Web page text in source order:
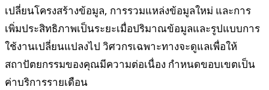
เปลี่ยนโครงสร้างข้อมูล, การรวมแหล่งข้อมูลใหม่ และการ
เพิ่มประสิทธิภาพเป็นระยะเมื่อปริมาณข้อมูลและรูปแบบการ
ใช้งานเปลี่ยนแปลงไป วิศวกรเฉพาะทางจะดูแลเพื่อให้
สถาปัตยกรรมของคุณมีความต่อเนื่อง กำหนดขอบเขตเป็น
ค่าบริการรายเดือน